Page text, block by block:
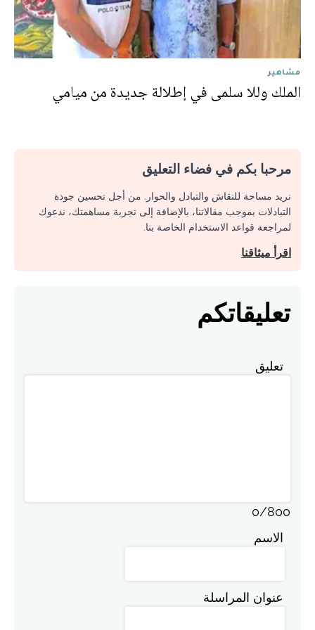
مشاهير
الملك وللا سلمى في إطلالة جديدة من ميامي
مرحبا بكم في فضاء التعليق
نريد مساحة للنقاش والتبادل والحوار. من أجل تحسين جودة
التبادلات بموجب مقالاتنا، بالإضافة إلى تجربة مساهمتك، ندعوك
لمراجعة قواعد الاستخدام الخاصة بنا.
اقرأ ميثاقنا
تعليقاتكم
تعليق
0/800
الاسم
عنوان المراسلة